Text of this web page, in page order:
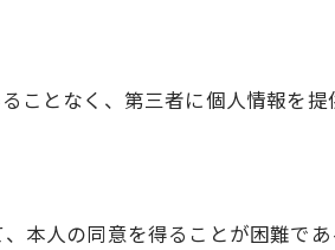
ことなく、第三者に個人情報を
本人の同意を得ることが困難であ